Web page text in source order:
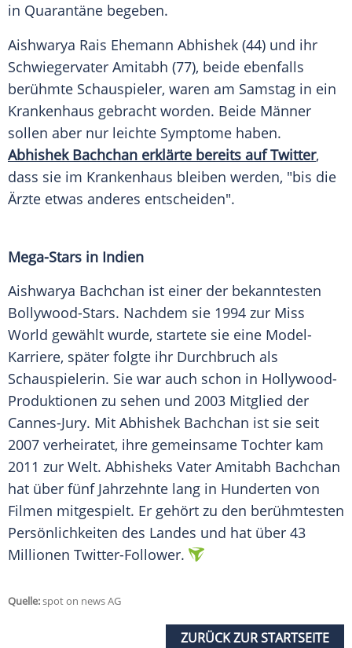
in Quarantäne begeben.
Aishwarya Rais Ehemann Abhishek (44) und ihr
Schwiegervater Amitabh (77), beide ebenfalls
berühmte Schauspieler, waren am Samstag in ein
Krankenhaus gebracht worden. Beide Männer
sollen aber nur leichte Symptome haben.
Abhishek Bachchan erklärte bereits auf Twitter,
dass sie im Krankenhaus bleiben werden, "bis die
Ärzte etwas anderes entscheiden".
Mega-Stars in Indien
Aishwarya Bachchan ist einer der bekanntesten
Bollywood-Stars. Nachdem sie 1994 zur Miss
World gewählt wurde, startete sie eine Model-
Karriere, später folgte ihr Durchbruch als
Schauspielerin. Sie war auch schon in Hollywood-
Produktionen zu sehen und 2003 Mitglied der
Cannes-Jury. Mit Abhishek Bachchan ist sie seit
2007 verheiratet, ihre gemeinsame Tochter kam
2011 zur Welt. Abhisheks Vater Amitabh Bachchan
hat über fünf Jahrzehnte lang in Hunderten von
Filmen mitgespielt. Er gehört zu den berühmtesten
Persönlichkeiten des Landes und hat über 43
Millionen Twitter-Follower.
Quelle:spot on news AG
ZURÜCK ZUR STARTSEITE